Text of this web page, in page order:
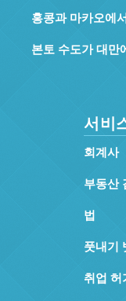
홍콩과 마카오에
본토 수도가 대만
서비
회계사
부동산
법
풋내기
취업 허